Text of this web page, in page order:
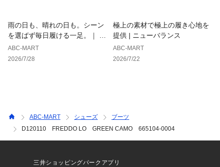
雨の日も、晴れの日も。シーン
を選ばず毎日履ける一足。｜ ホ
ーキンス
ABC-MART
2026/7/28
極上の素材で極上の履き心地を
提供 | ニューバランス
ABC-MART
2026/7/22
ABC-MART シューズ
ブーツ
D120110 FREDDO LO GREEN CAMO 665104-0004
三井ショッピングパークアプリ